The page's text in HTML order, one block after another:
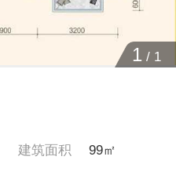
1/ 1
建筑面积
99㎡